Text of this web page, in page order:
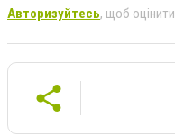
Авторизуйтесь, щоб оцінити